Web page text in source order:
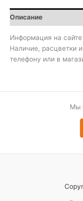
Описание
Информация на
Наличие, расцветки
телефону или в
Мы